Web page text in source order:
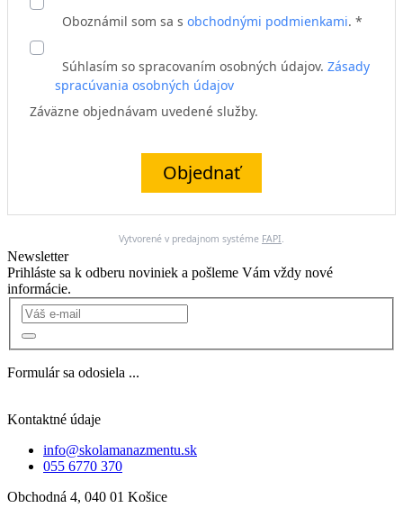
Oboznámil som sa s obchodnými podmienkami. *
Súhlasím so spracovaním osobných údajov. Zásady
spracúvania osobných údajov
Záväzne objednávam uvedené služby.
Objednať
Vytvorené v predajnom systéme FAPI.
Newsletter
Prihláste sa k odberu noviniek a pošleme Vám vždy nové
informácie.
Formulár sa odosiela ...
Kontaktné údaje
info@skolamanazmentu.sk
055 6770 370
Obchodná 4, 040 01 Košice